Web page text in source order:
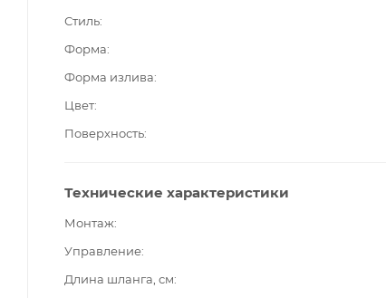
Стиль
Форма
Форма излива
Цвет
Поверхность
Технические характеристики
Монтаж
Управление
Длина шланга, см